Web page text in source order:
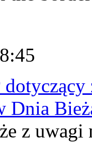
Dnia
z uwagi